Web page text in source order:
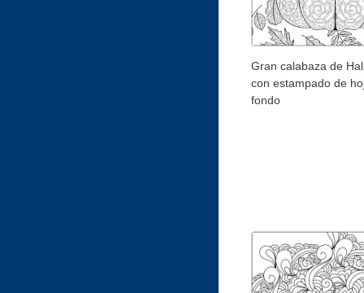
Gran calabaza de
con estampado de
fondo